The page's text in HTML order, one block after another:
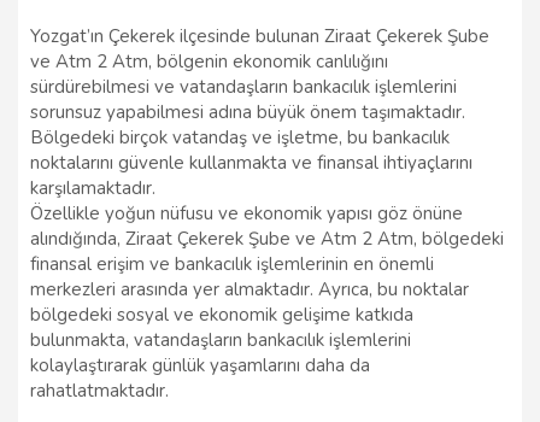
Yozgat’ın Çekerek ilçesinde bulunan Ziraat Çekerek Şube
ve Atm 2 Atm, bölgenin ekonomik canlılığını
sürdürebilmesi ve vatandaşların bankacılık işlemlerini
sorunsuz yapabilmesi adına büyük önem taşımaktadır.
Bölgedeki birçok vatandaş ve işletme, bu bankacılık
noktalarını güvenle kullanmakta ve finansal ihtiyaçlarını
karşılamaktadır.
Özellikle yoğun nüfusu ve ekonomik yapısı göz önüne
alındığında, Ziraat Çekerek Şube ve Atm 2 Atm, bölgedeki
finansal erişim ve bankacılık işlemlerinin en önemli
merkezleri arasında yer almaktadır. Ayrıca, bu noktalar
bölgedeki sosyal ve ekonomik gelişime katkıda
bulunmakta, vatandaşların bankacılık işlemlerini
kolaylaştırarak günlük yaşamlarını daha da
rahatlatmaktadır.